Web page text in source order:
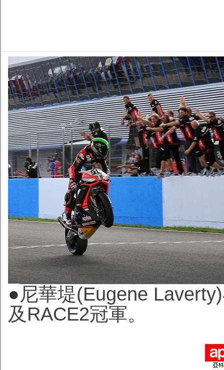
●尼華堤(Eugene
及RACE2冠軍。